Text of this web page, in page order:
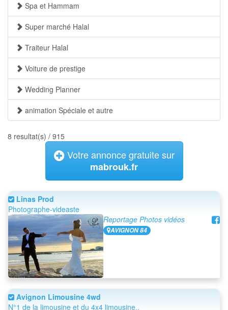
Spa et Hammam
Super marché Halal
Traiteur Halal
Voiture de prestige
Wedding Planner
animation Spéciale et autre
8 resultat(s) / 915
Votre annonce gratuite sur
mabrouk.fr
Linas Prod
Photographe-videaste
Reportage Photos vidéos
AVIGNON 84
Avignon Limousine 4wd
N°1 de la limousine et du 4x4 limousine..